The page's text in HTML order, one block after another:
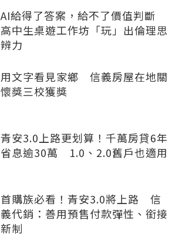
AI給得了答案，給不了價值判斷
高中生桌遊工作坊「玩」出倫理思
辨力
用文字看見家鄉 信義房屋在地關
懷獎三校獲獎
青安3.0上路更划算！千萬房貸6年
省息逾30萬 1.0、2.0舊戶也適用
首購族必看！青安3.0將上路 信
義代銷：善用預售付款彈性、銜接
新制